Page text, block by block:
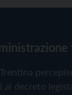
al decreto